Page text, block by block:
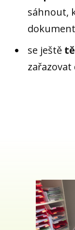
sáhnout,
se ještě